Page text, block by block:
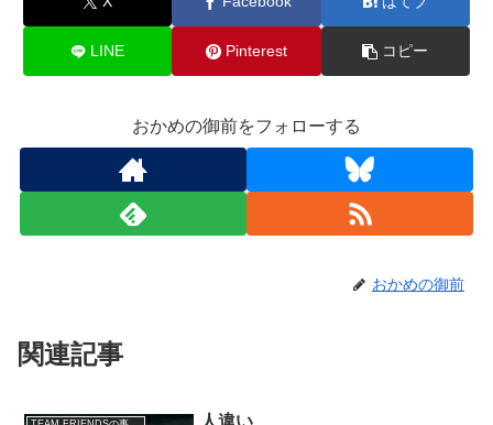
LINE Pinterest コピー
おかめの御前をフォローする
おかめの御前
関連記事